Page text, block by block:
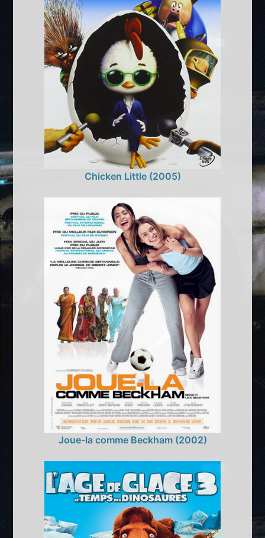
Chicken Little (2005)
Joue-la comme Beckham (2002)